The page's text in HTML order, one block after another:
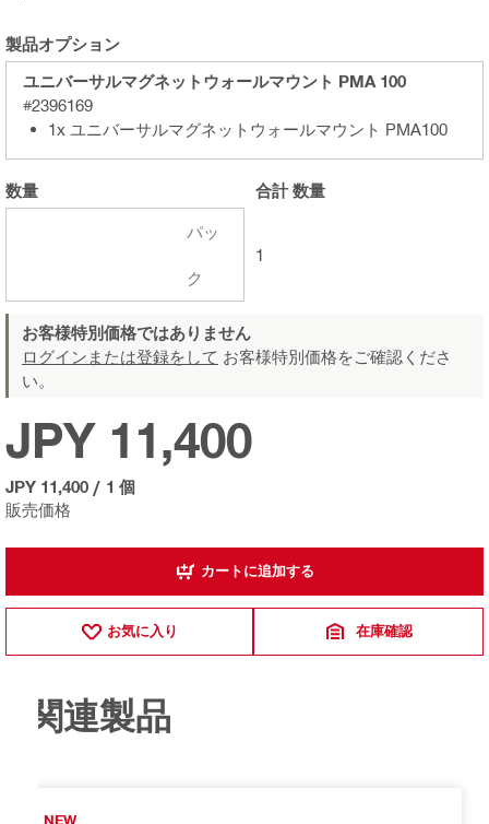
製品オプション
ユニバーサルマグネットウォールマウント PMA 100
#2396169
1x ユニバーサルマグネットウォールマウント PMA100
数量
パッ
ク
合計数量
1
お客様特別価格ではありません
ログインまたは登録をして お客様特別価格をご確認くださ
い。
販売価格
JPY 11,400
JPY 11,400 / 1 個
カートに追加する
お気に入り 在庫確認
関連製品
NEW